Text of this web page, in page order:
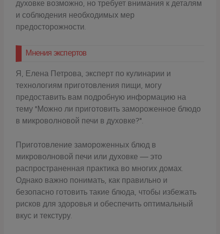
духовке возможно, но требует внимания к деталям
и соблюдения необходимых мер
предосторожности.
Мнения экспертов
Я, Елена Петрова, эксперт по кулинарии и
технологиям приготовления пищи, могу
предоставить вам подробную информацию на
тему "Можно ли приготовить замороженное блюдо
в микроволновой печи в духовке?".
Приготовление замороженных блюд в
микроволновой печи или духовке — это
распространенная практика во многих домах.
Однако важно понимать, как правильно и
безопасно готовить такие блюда, чтобы избежать
рисков для здоровья и обеспечить оптимальный
вкус и текстуру.